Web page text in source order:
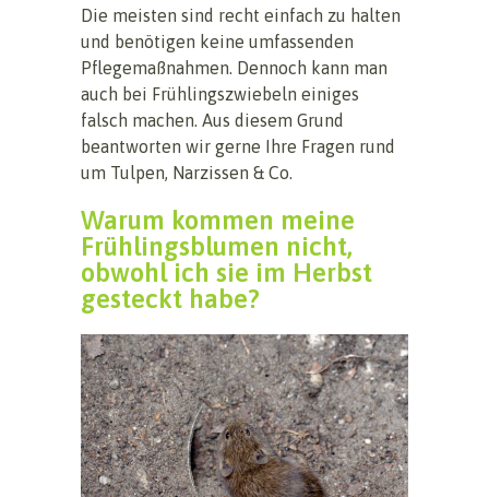
Die meisten sind recht einfach zu halten
und benötigen keine umfassenden
Pflegemaßnahmen. Dennoch kann man
auch bei Frühlingszwiebeln einiges
falsch machen. Aus diesem Grund
beantworten wir gerne Ihre Fragen rund
um Tulpen, Narzissen & Co.
Warum kommen meine
Frühlingsblumen nicht,
obwohl ich sie im Herbst
gesteckt habe?